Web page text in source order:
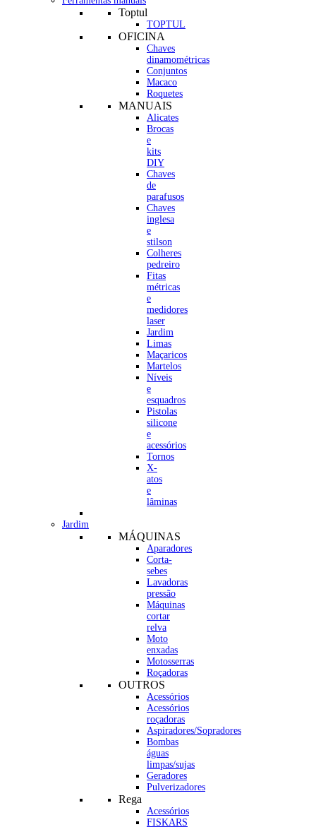
Toptul
TOPTUL
OFICINA
Chaves
dinamométricas
Conjuntos
Macaco
Roquetes
MANUAIS
Alicates
Brocas
e
kits
DIY
Chaves
de
parafusos
Chaves
inglesa
e
stilson
Colheres
pedreiro
Fitas
métricas
e
medidores
laser
Jardim
Limas
Maçaricos
Martelos
Níveis
e
esquadros
Pistolas
silicone
e
acessórios
Tornos
X-
atos
e
lâminas
Jardim
MÁQUINAS
Aparadores
Corta-
sebes
Lavadoras
pressão
Máquinas
cortar
relva
Moto
enxadas
Motosserras
Roçadoras
OUTROS
Acessórios
Acessórios
roçadoras
Aspiradores/Sopradores
Bombas
águas
limpas/sujas
Geradores
Pulverizadores
Rega
Acessórios
FISKARS